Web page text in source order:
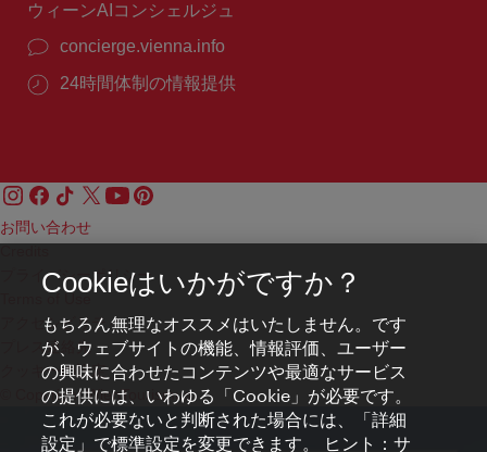
ウィーンAIコンシェルジュ
concierge.vienna.info
24時間体制の情報提供
お問い合わせ
プライバシーポリシー
アクセシビリティ
プレス連絡先
クッキーの設定
© Copyright WienTourismus
Cookieはいかがですか？
もちろん無理なオススメはいたしません。です
が、ウェブサイトの機能、情報評価、ユーザー
の興味に合わせたコンテンツや最適なサービス
の提供には、いわゆる「Cookie」が必要です。
これが必要ないと判断された場合には、「詳細
設定」で標準設定を変更できます。 ヒント：サ